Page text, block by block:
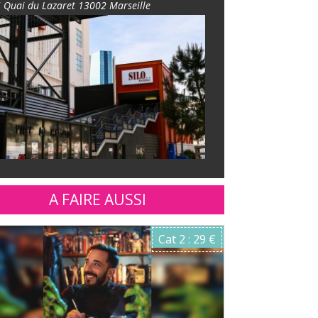
Quai du Lazaret 13002 Marseille
A FAIRE AUSSI
Cat 2 : 29 €